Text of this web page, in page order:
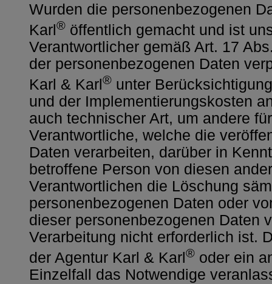
Wurden die personenbezogenen
Karl® öffentlich gemacht und ist
Verantwortlicher gemäß Art. 17
der personenbezogenen Daten
Karl & Karl ® unter
und der Implementierungskosten
auch technischer Art, um andere
Verantwortliche, welche die
Daten verarbeiten, darüber in
betroffene Person von diesen
Verantwortlichen die Löschung
personenbezogenen Daten oder
dieser personenbezogenen Daten
Verarbeitung nicht erforderlich ist.
der Agentur Karl & Karl ® oder ein
Einzelfall das Notwendige